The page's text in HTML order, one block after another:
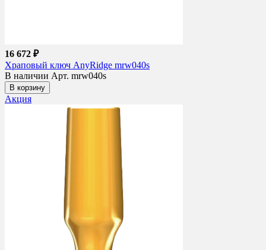
16 672 ₽
Храповый ключ AnyRidge mrw040s
В наличии Арт. mrw040s
В корзину
Акция